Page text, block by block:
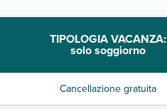
TIPOLOGIA VACANZA:
solo soggiorno
Cancellazione gratuita